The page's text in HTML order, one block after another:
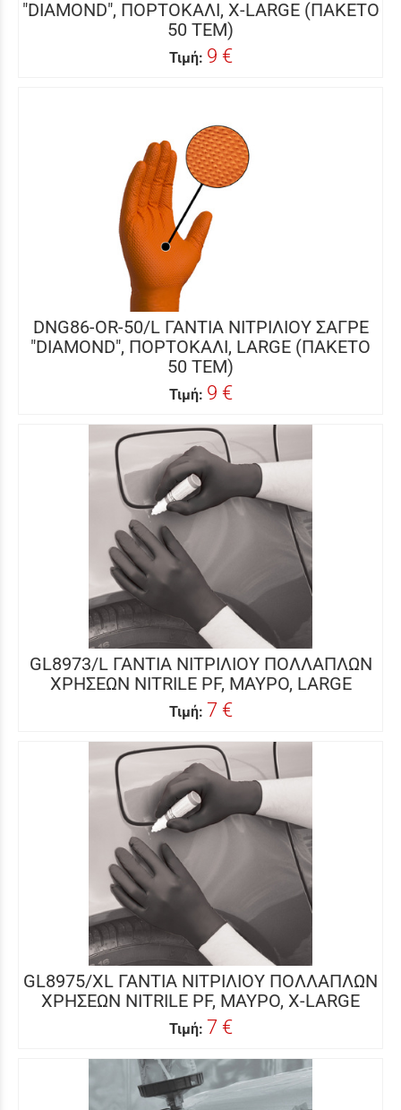
"DIAMOND", ΠΟΡΤΟΚΑΛΙ, X-LARGE (ΠΑΚΕΤΟ
50 ΤΕΜ)
Τιμή: 9 €
DNG86-OR-50/L ΓΑΝΤΙΑ ΝΙΤΡΙΛΙΟΥ ΣΑΓΡΕ
"DIAMOND", ΠΟΡΤΟΚΑΛΙ, LARGE (ΠΑΚΕΤΟ
50 ΤΕΜ)
Τιμή: 9 €
GL8973/L ΓΑΝΤΙΑ ΝΙΤΡΙΛΙΟΥ ΠΟΛΛΑΠΛΩΝ
ΧΡΗΣΕΩΝ NITRILE PF, ΜΑΥΡΟ, LARGE
Τιμή: 7 €
GL8975/XL ΓΑΝΤΙΑ ΝΙΤΡΙΛΙΟΥ ΠΟΛΛΑΠΛΩΝ
ΧΡΗΣΕΩΝ NITRILE PF, ΜΑΥΡΟ, X-LARGE
Τιμή: 7 €